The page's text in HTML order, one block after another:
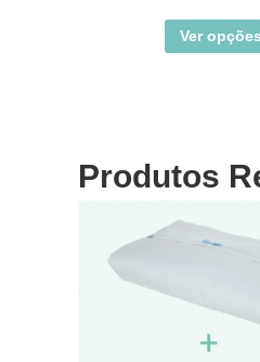
Ver opções
Produtos